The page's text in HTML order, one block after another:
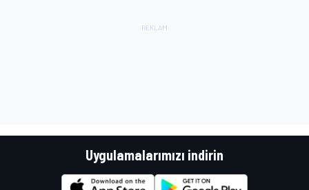
Uygulamalarımızı indirin